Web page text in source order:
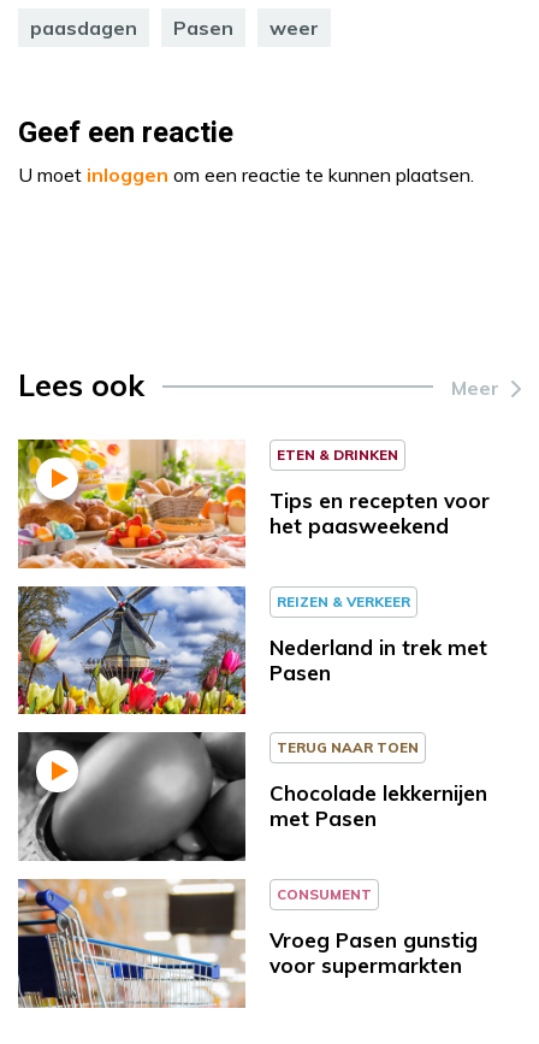
paasdagen Pasen weer
Geef een reactie
U moet inloggen om een reactie te kunnen plaatsen.
Lees ook Meer
ETEN & DRINKEN
Tips en recepten voor
het paasweekend
REIZEN & VERKEER
Nederland in trek met
Pasen
TERUG NAAR TOEN
Chocolade lekkernijen
met Pasen
CONSUMENT
Vroeg Pasen gunstig
voor supermarkten